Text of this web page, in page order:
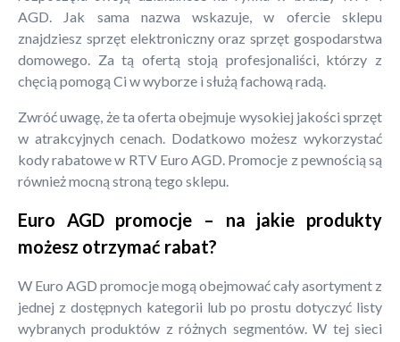
AGD. Jak sama nazwa wskazuje, w ofercie sklepu
znajdziesz sprzęt elektroniczny oraz sprzęt gospodarstwa
domowego. Za tą ofertą stoją profesjonaliści, którzy z
chęcią pomogą Ci w wyborze i służą fachową radą.
Zwróć uwagę, że ta oferta obejmuje wysokiej jakości sprzęt
w atrakcyjnych cenach. Dodatkowo możesz wykorzystać
kody rabatowe w RTV Euro AGD. Promocje z pewnością są
również mocną stroną tego sklepu.
Euro AGD promocje – na jakie produkty
możesz otrzymać rabat?
W Euro AGD promocje mogą obejmować cały asortyment z
jednej z dostępnych kategorii lub po prostu dotyczyć listy
wybranych produktów z różnych segmentów. W tej sieci